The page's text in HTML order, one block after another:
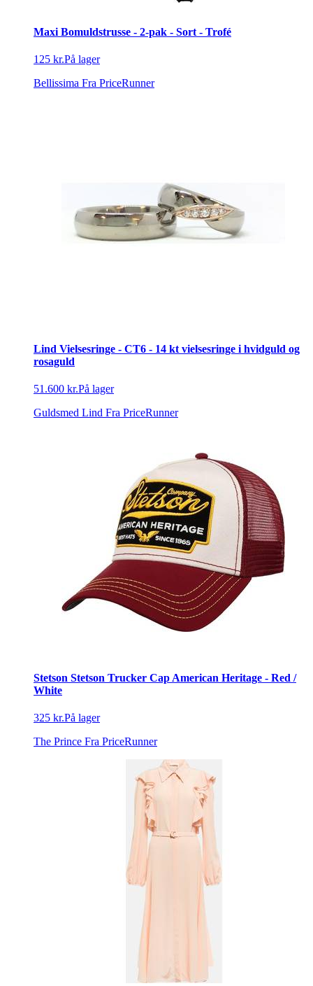
Maxi Bomuldstrusse - 2-pak - Sort - Trofé
125 kr.På lager
Bellissima Fra PriceRunner
Lind Vielsesringe - CT6 - 14 kt vielsesringe i hvidguld og
rosaguld
51.600 kr.På lager
Guldsmed Lind Fra PriceRunner
Stetson Stetson Trucker Cap American Heritage - Red /
White
325 kr.På lager
The Prince Fra PriceRunner